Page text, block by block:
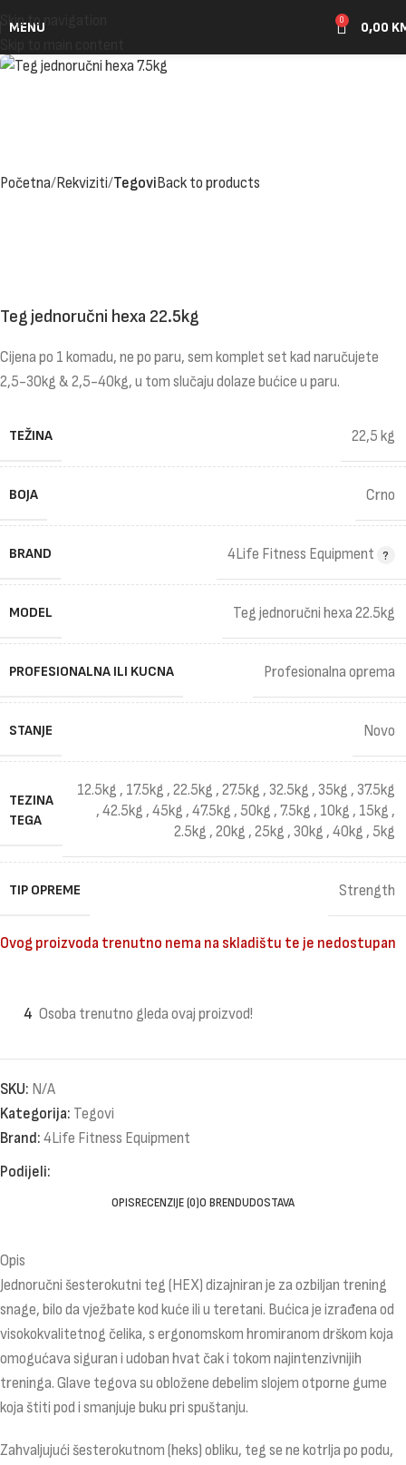
Skip to navigation
MENU 0 0,00
Početna Rekviziti TegoviBack to products
Teg jednoručni hexa 22.5kg
Cijena po 1 komadu, ne po paru, sem komplet set kad naručujete
2,5-30kg & 2,5-40kg, u tom slučaju dolaze bućice u paru.
TEŽINA 22,5 kg
BOJA Crno
BRAND 4Life Fitness Equipment
MODEL Teg jednoručni hexa 22.5kg
PROFESIONALNA ILI KUCNA Profesionalna oprema
STANJE Novo
TEZINA
TEGA
12.5kg , 17.5kg , 22.5kg , 27.5kg , 32.5kg , 35kg , 37.5kg
, 42.5kg , 45kg , 47.5kg , 50kg , 7.5kg , 10kg , 15kg ,
2.5kg , 20kg , 25kg , 30kg , 40kg , 5kg
TIP OPREME Strength
Ovog proizvoda trenutno nema na skladištu te je nedostupan
4 Osoba trenutno gleda ovaj proizvod!
SKU: N/A
Kategorija: Tegovi
Brand: 4Life Fitness Equipment
Podijeli:
OPISRECENZIJE (0)O BRENDUDOSTAVA
Opis
Jednoručni šesterokutni teg (HEX) dizajniran je za ozbiljan trening
snage, bilo da vježbate kod kuće ili u teretani. Bućica je izrađena od
visokokvalitetnog čelika, s ergonomskom hromiranom drškom koja
omogućava siguran i udoban hvat čak i tokom najintenzivnijih
treninga. Glave tegova su obložene debelim slojem otporne gume
koja štiti pod i smanjuje buku pri spuštanju.
Zahvaljujući šesterokutnom (heks) obliku, teg se ne kotrlja po podu,